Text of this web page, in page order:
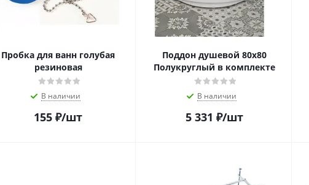
Пробка для ванн голубая
резиновая
В наличии
155 ₽/шт
Поддон душевой 80х80
Полукруглый в комплекте
В наличии
5 331 ₽/шт